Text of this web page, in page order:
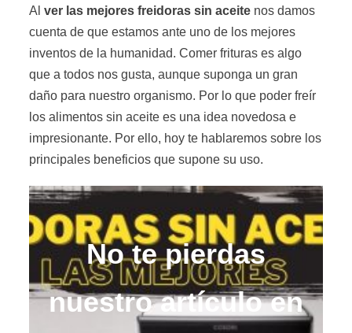
Al ver las mejores freidoras sin aceite nos damos
cuenta de que estamos ante uno de los mejores
inventos de la humanidad. Comer frituras es algo
que a todos nos gusta, aunque suponga un gran
daño para nuestro organismo. Por lo que poder freír
los alimentos sin aceite es una idea novedosa e
impresionante. Por ello, hoy te hablaremos sobre los
principales beneficios que supone su uso.
No te pierdas
nuestro artículo en